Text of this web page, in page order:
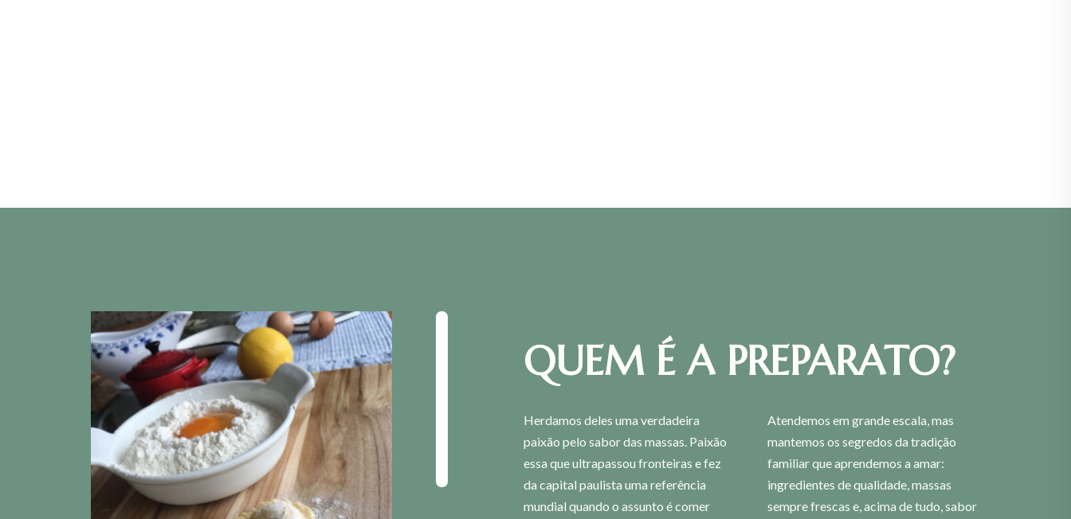
QUEM É A PREPARATO?
Herdamos deles uma verdadeira
paixão pelo sabor das massas. Paixão
essa que ultrapassou fronteiras e fez
da capital paulista uma referência
mundial quando o assunto é comer
Atendemos em grande escala, mas
mantemos os segredos da tradição
familiar que aprendemos a amar:
ingredientes de qualidade, massas
sempre frescas e, acima de tudo, sabor